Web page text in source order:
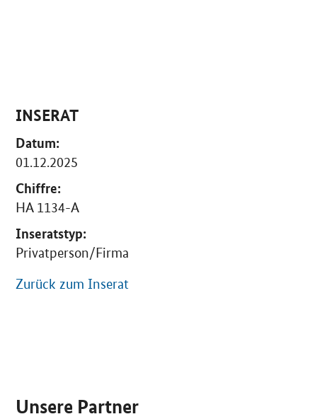
INSERAT
Datum:
01.12.2025
Chiffre:
HA 1134-A
Inseratstyp:
Privatperson/Firma
Zurück zum Inserat
Unsere Partner